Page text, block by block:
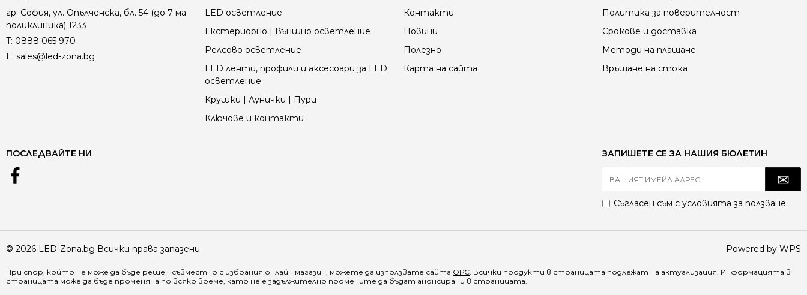
гр. София, ул. Опълченска, бл. 54 (до 7-ма
поликлиника) 1233
T: 0888 065 970
E: sales@led-zona.bg
LED осветление
Екстериорно | Външно осветление
Релсово осветление
LED ленти, профили и аксесоари за LED
осветление
Крушки | Лунички | Пури
Ключове и контакти
Контакти
Новини
Полезно
Карта на сайта
Политика за поверителност
Срокове и доставка
Методи на плащане
Връщане на стока
ПОСЛЕДВАЙТЕ НИ ЗАПИШЕТЕ СЕ ЗА НАШИЯ БЮЛЕТИН
Съгласен съм с условията за ползване
© 2026 LED-Zona.bg Всички права запазени Powered by WPS
При спор, който не може да бъде решен съвместно с избрания онлайн магазин, можете да използвате сайта ОРС. Всички продукти в страницата подлежат на актуализация. Информацията в
страницата може да бъде променяна по всяко време, като не е задължително промените да бъдат анонсирани в страницата.